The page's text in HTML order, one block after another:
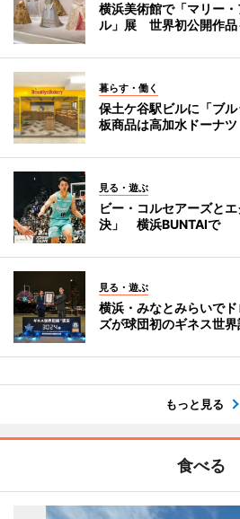
横浜美術館で「マリー
ル」展 世界初公開作品
暮らす・働く
保土ケ谷駅ビルに「ブ
板商品は高加水ドーナツ
見る・遊ぶ
ビー・コルセアーズと
決」 横浜BUNTAIで
見る・遊ぶ
横浜・みなとみらいで
ズが球団初のギネス世
もっと見る
食べる